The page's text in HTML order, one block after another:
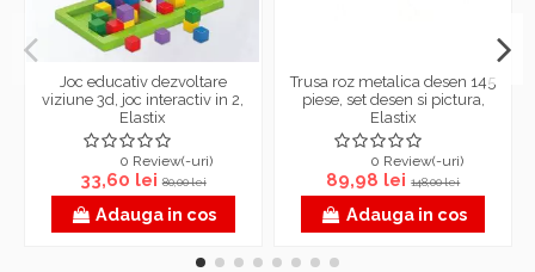
Joc educativ dezvoltare
viziune 3d, joc interactiv in 2,
Elastix
0 Review(-uri)
33,60 lei80,00 lei
Adauga in cos
Trusa roz metalica desen 145
piese, set desen si pictura,
Elastix
0 Review(-uri)
89,98 lei148,00 lei
Adauga in cos